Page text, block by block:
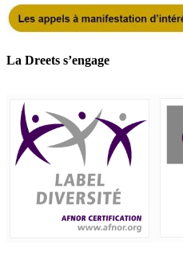
La Dreets s’engage